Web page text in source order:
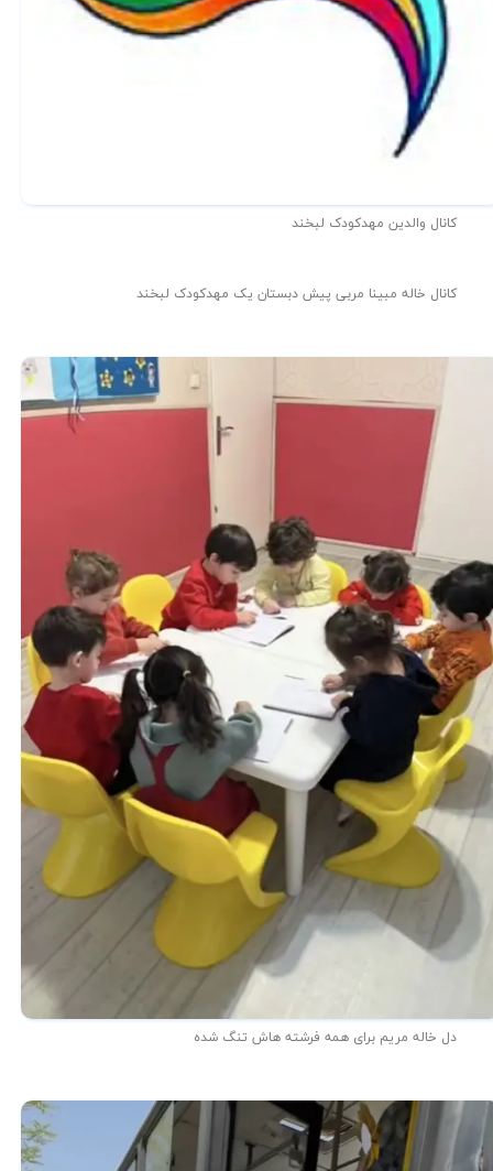
کانال والدین مهدکودک لبخند
کانال خاله مبینا مربی پیش دبستان یک مهدکودک لبخند
دل خاله مریم برای همه فرشته هاش تنگ شده